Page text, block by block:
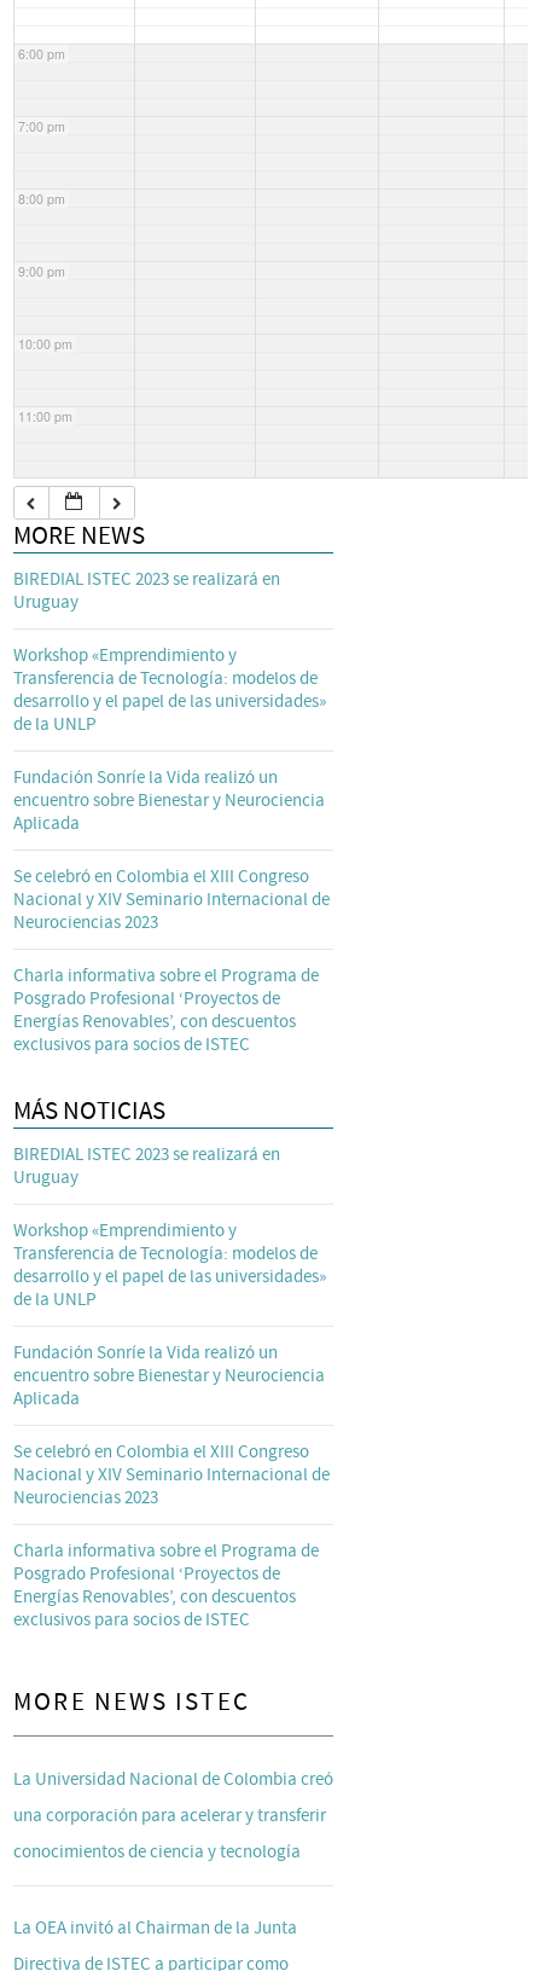
6:00 pm
7:00 pm
8:00 pm
9:00 pm
10:00 pm
11:00 pm
MORE NEWS
BIREDIAL ISTEC 2023 se realizará en
Uruguay
Workshop «Emprendimiento y
Transferencia de Tecnología: modelos de
desarrollo y el papel de las universidades»
de la UNLP
Fundación Sonríe la Vida realizó un
encuentro sobre Bienestar y Neurociencia
Aplicada
Se celebró en Colombia el XIII Congreso
Nacional y XIV Seminario Internacional de
Neurociencias 2023
Charla informativa sobre el Programa de
Posgrado Profesional ‘Proyectos de
Energías Renovables’, con descuentos
exclusivos para socios de ISTEC
MÁS NOTICIAS
BIREDIAL ISTEC 2023 se realizará en
Uruguay
Workshop «Emprendimiento y
Transferencia de Tecnología: modelos de
desarrollo y el papel de las universidades»
de la UNLP
Fundación Sonríe la Vida realizó un
encuentro sobre Bienestar y Neurociencia
Aplicada
Se celebró en Colombia el XIII Congreso
Nacional y XIV Seminario Internacional de
Neurociencias 2023
Charla informativa sobre el Programa de
Posgrado Profesional ‘Proyectos de
Energías Renovables’, con descuentos
exclusivos para socios de ISTEC
MORE NEWS ISTEC
La Universidad Nacional de Colombia creó
una corporación para acelerar y transferir
conocimientos de ciencia y tecnología
La OEA invitó al Chairman de la Junta
Directiva de ISTEC a participar como